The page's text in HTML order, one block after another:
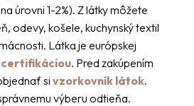
úrovni 1-2%). Z látky môžete
odevy, košele, kuchynský textil
Látka je európskej
certifikáciou. Pred zakúpením
si vzorkovník látok.
výberu odtieňa.